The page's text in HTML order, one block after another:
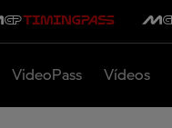
VideoPass Vídeos